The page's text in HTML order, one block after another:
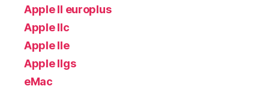
Apple II europlus
Apple IIc
Apple IIe
Apple IIgs
eMac